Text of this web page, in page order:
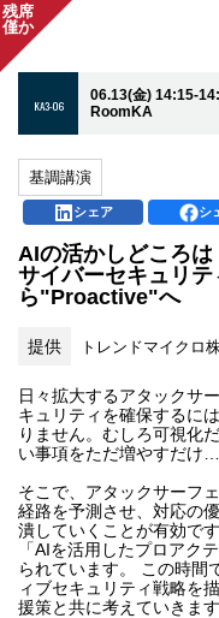
KA3-06
06.13(金) 14:15-
RoomKA
基調講演
シェア シ
残席
僅か
AIの活かしどころは
サイバーセキュリ
ら"Proactive"へ
提供 トレンドマイクロ
日々拡大するアタックサ
キュリティを確保するに
りません。むしろ可視化
い事項をただ増やすだけ
そこで、アタックサーフ
経路を予測させ、対応の
潰していくことが有効で
「AIを活用したプロアク
られています。 この時間
ィブセキュリティ戦略を
援策と共に考えていきます